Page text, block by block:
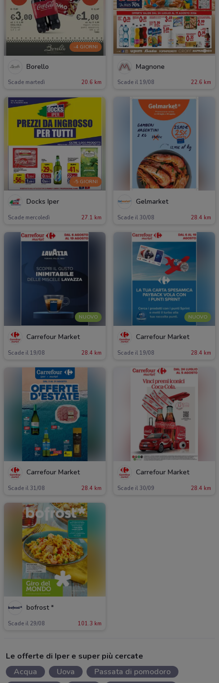
-4 GIORNI
Borello
Scade martedì 20.6 km
Magnone
Scade il 19/08 22.6 km
-5 GIORNI
Docks Iper
Scade mercoledì 27.1 km
Gelmarket
Scade il 30/08 28.4 km
NUOVO
Carrefour Market
Scade il 19/08 28.4 km
NUOVO
Carrefour Market
Scade il 19/08 28.4 km
Carrefour Market
Scade il 31/08 28.4 km
Carrefour Market
Scade il 30/09 28.4 km
bofrost *
Scade il 29/08 101.3 km
Le offerte di Iper e super più cercate
Acqua
Uova
Passata di pomodoro